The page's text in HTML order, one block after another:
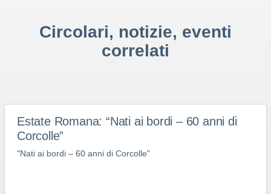
Circolari, notizie, eventi
correlati
Estate Romana: “Nati ai bordi – 60 anni di
Corcolle”
"Nati ai bordi – 60 anni di Corcolle"